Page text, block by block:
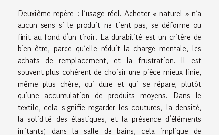
Deuxième repère : l’usage réel. Acheter « naturel » n’a
aucun sens si le produit ne tient pas, se déforme ou
finit au fond d’un tiroir. La durabilité est un critère de
bien-être, parce qu’elle réduit la charge mentale, les
achats de remplacement, et la frustration. Il est
souvent plus cohérent de choisir une pièce mieux finie,
même plus chère, qui dure et qui se répare, plutôt
qu’une accumulation de produits moyens. Dans le
textile, cela signifie regarder les coutures, la densité,
la solidité des élastiques, et la présence d’éléments
irritants; dans la salle de bains, cela implique de